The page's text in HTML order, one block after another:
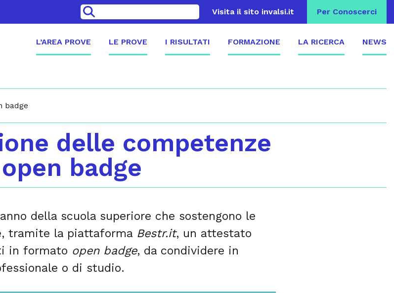
> Visita il sito invalsi.it Per Conoscerci
L’AREA PROVE LE PROVE I RISULTATI FORMAZIONE LA RICERCA NEWS
badge
delle competenze
badge
della scuola superiore che sostengono le
tramite la piattaforma Bestr.it, un attestato
in formato open badge, da condividere in
o di studio.